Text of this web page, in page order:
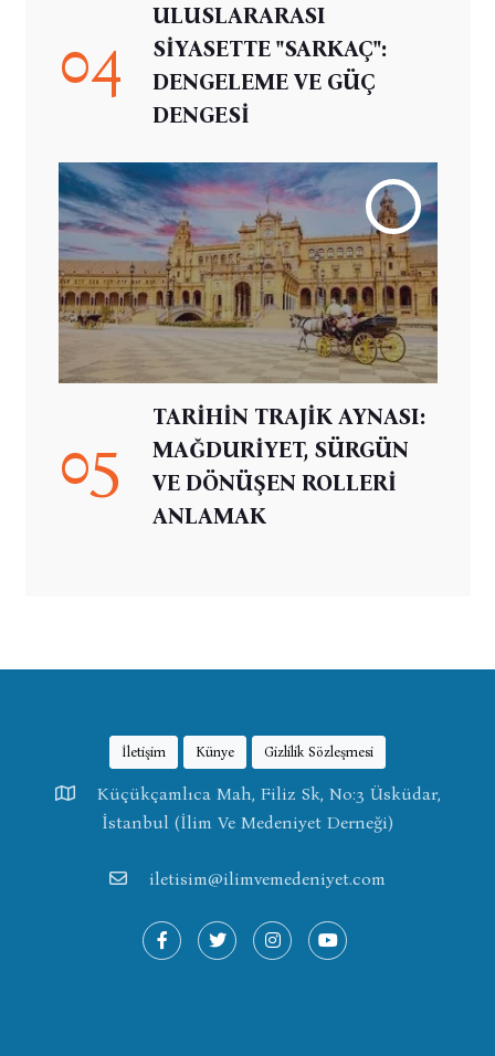
04
ULUSLARARASI
SİYASETTE "SARKAÇ":
DENGELEME VE GÜÇ
DENGESİ
05
TARİHİN TRAJİK AYNASI:
MAĞDURİYET, SÜRGÜN
VE DÖNÜŞEN ROLLERİ
ANLAMAK
İletişim Künye Gizlilik Sözleşmesi
Küçükçamlıca Mah, Filiz Sk, No:3 Üsküdar,
İstanbul (İlim Ve Medeniyet Derneği)
iletisim@ilimvemedeniyet.com